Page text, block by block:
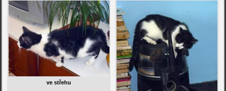
ve střehu